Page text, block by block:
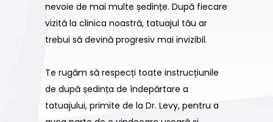
nevoie de mai multe ședințe. După fiecare
vizită la clinica noastră, tatuajul tău ar
trebui să devină progresiv mai invizibil.
Te rugăm să respecți toate instrucțiunile
de după ședința de îndepărtare a
tatuajului, primite de la Dr. Levy, pentru a